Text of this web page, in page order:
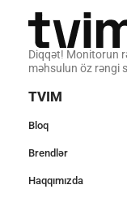
Diqqət! Monitorun
məhsulun öz rəngi
TVIM
Bloq
Brendlər
Haqqımızda